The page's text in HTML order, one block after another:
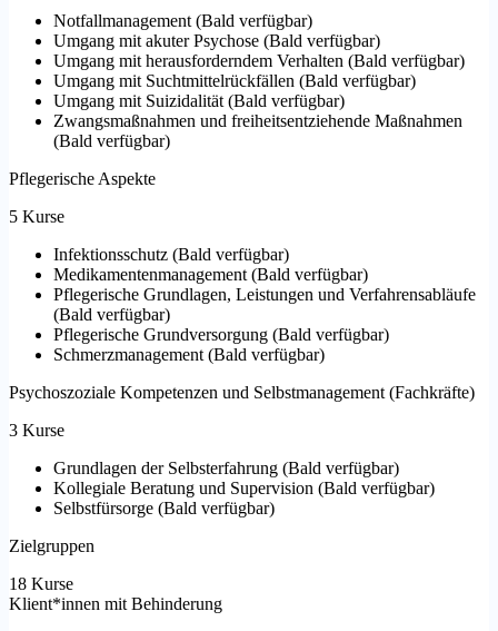
Notfallmanagement (Bald verfügbar)
Umgang mit akuter Psychose (Bald verfügbar)
Umgang mit herausforderndem Verhalten (Bald verfügbar)
Umgang mit Suchtmittelrückfällen (Bald verfügbar)
Umgang mit Suizidalität (Bald verfügbar)
Zwangsmaßnahmen und freiheitsentziehende Maßnahmen
(Bald verfügbar)
Pflegerische Aspekte
5 Kurse
Infektionsschutz (Bald verfügbar)
Medikamentenmanagement (Bald verfügbar)
Pflegerische Grundlagen, Leistungen und Verfahrensabläufe
(Bald verfügbar)
Pflegerische Grundversorgung (Bald verfügbar)
Schmerzmanagement (Bald verfügbar)
Psychoszoziale Kompetenzen und Selbstmanagement (Fachkräfte)
3 Kurse
Grundlagen der Selbsterfahrung (Bald verfügbar)
Kollegiale Beratung und Supervision (Bald verfügbar)
Selbstfürsorge (Bald verfügbar)
Zielgruppen
18 Kurse
Klient*innen mit Behinderung